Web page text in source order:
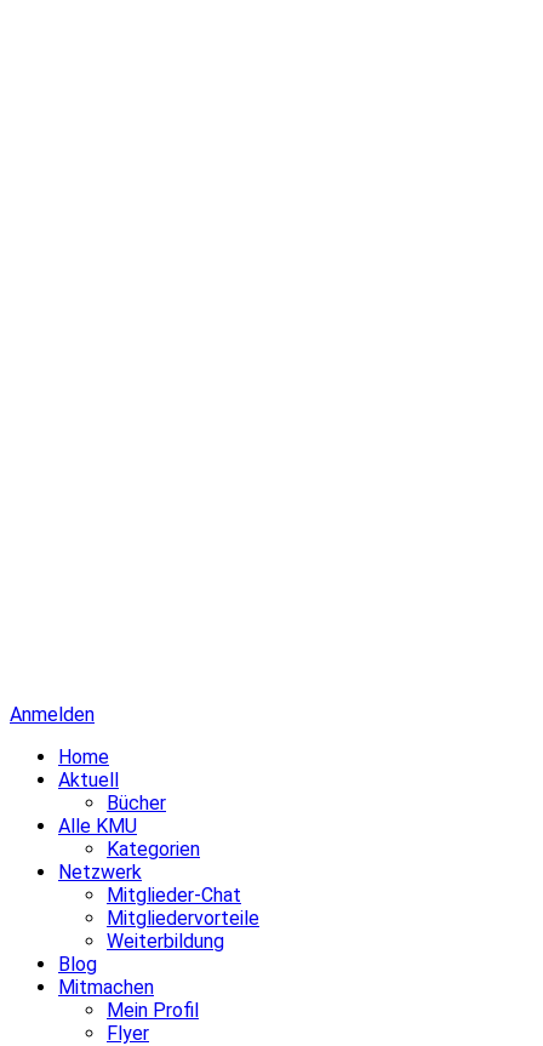
Anmelden
Home
Aktuell
Bücher
Alle KMU
Kategorien
Netzwerk
Mitglieder-Chat
Mitgliedervorteile
Weiterbildung
Blog
Mitmachen
Mein Profil
Flyer